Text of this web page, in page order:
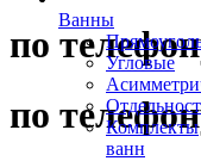
Ванны
Угловые
Комплекты
ванн
по
по